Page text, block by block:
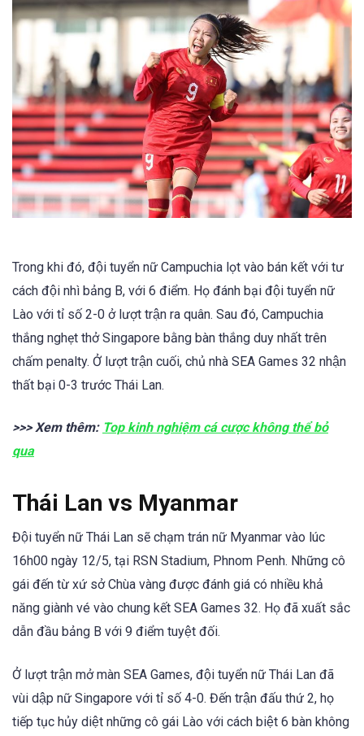
Trong khi đó, đội tuyển nữ Campuchia lọt vào bán kết với tư
cách đội nhì bảng B, với 6 điểm. Họ đánh bại đội tuyển nữ
Lào với tỉ số 2-0 ở lượt trận ra quân. Sau đó, Campuchia
thắng nghẹt thở Singapore bằng bàn thắng duy nhất trên
chấm penalty. Ở lượt trận cuối, chủ nhà SEA Games 32 nhận
thất bại 0-3 trước Thái Lan.
>>> Xem thêm: Top kinh nghiệm cá cược không thể bỏ
qua
Thái Lan vs Myanmar
Đội tuyển nữ Thái Lan sẽ chạm trán nữ Myanmar vào lúc
16h00 ngày 12/5, tại RSN Stadium, Phnom Penh. Những cô
gái đến từ xứ sở Chùa vàng được đánh giá có nhiều khả
năng giành vé vào chung kết SEA Games 32. Họ đã xuất sắc
dẫn đầu bảng B với 9 điểm tuyệt đối.
Ở lượt trận mở màn SEA Games, đội tuyển nữ Thái Lan đã
vùi dập nữ Singapore với tỉ số 4-0. Đến trận đấu thứ 2, họ
tiếp tục hủy diệt những cô gái Lào với cách biệt 6 bàn không